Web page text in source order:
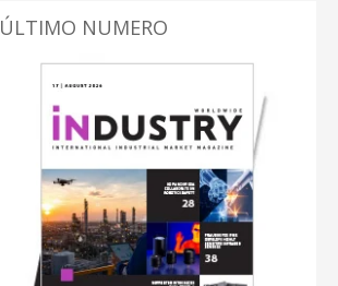
ÚLTIMO NUMERO